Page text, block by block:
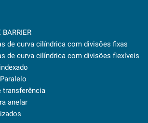
de curva cilíndrica com divisões fixas
de curva cilíndrica com divisões flexíveis
transferência
anelar